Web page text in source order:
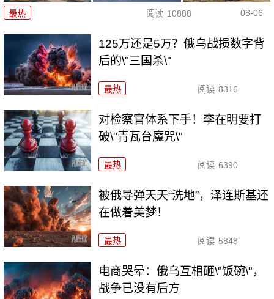
最热 阅读 10888 08-06
125万还是5万？俄乌战损数字背
后的\"三国杀\"
最热 阅读 8316
对检察官体系下手！李在明要打
破\"青瓦台魔咒\"
最热 阅读 6390
被俄导弹天天“洗地”，泽连斯基还
在做着美梦！
最热 阅读 5848
电商哭晕：俄乌互相砸\"饭碗\"，
战争已没有后方